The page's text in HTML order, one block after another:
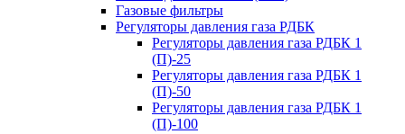
Газовые фильтры
Регуляторы давления газа РДБК
Регуляторы давления газа РДБК 1
(П)-25
Регуляторы давления газа РДБК 1
(П)-50
Регуляторы давления газа РДБК 1
(П)-100